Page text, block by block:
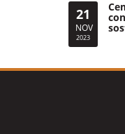
21
NOV
2023